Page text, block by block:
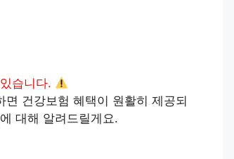
습니다.
건강보험 혜택이 원활히 제공되
대해 알려드릴게요.